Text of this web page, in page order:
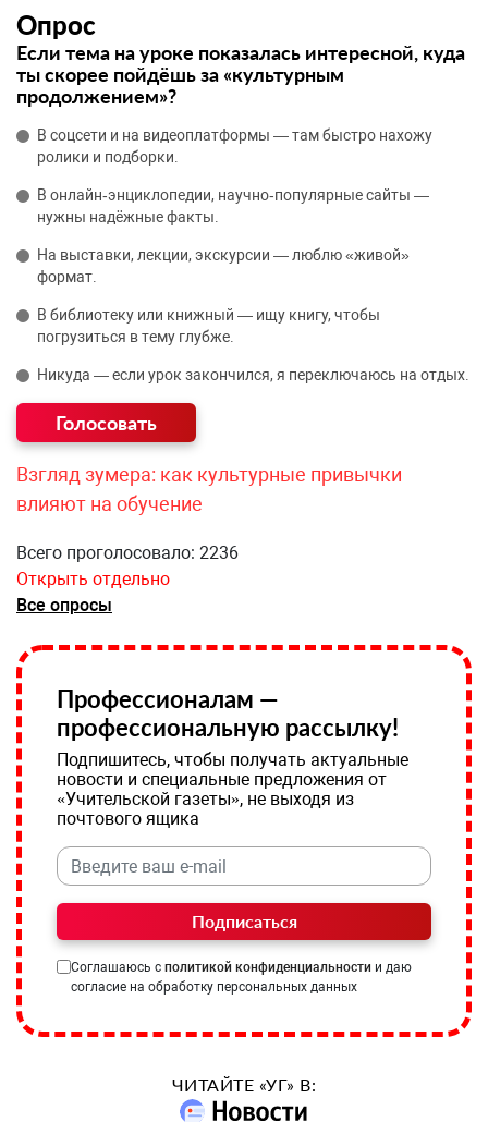
Опрос
Если тема на уроке показалась интересной, куда
ты скорее пойдёшь за «культурным
продолжением»?
В соцсети и на видеоплатформы — там быстро нахожу
ролики и подборки.
В онлайн‑энциклопедии, научно‑популярные сайты —
нужны надёжные факты.
На выставки, лекции, экскурсии — люблю «живой»
формат.
В библиотеку или книжный — ищу книгу, чтобы
погрузиться в тему глубже.
Никуда — если урок закончился, я переключаюсь на отдых.
Взгляд зумера: как культурные привычки
влияют на обучение
Всего проголосовало: 2236
Открыть отдельно
Все опросы
Профессионалам —
профессиональную рассылку!
Подпишитесь, чтобы получать актуальные
новости и специальные предложения от
«Учительской газеты», не выходя из
почтового ящика
Подписаться
Соглашаюсь с политикой конфиденциальности и даю
согласие на обработку персональных данных
ЧИТАЙТЕ «УГ» В: